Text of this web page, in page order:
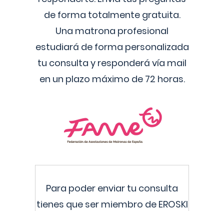
de forma totalmente gratuita.
Una matrona profesional
estudiará de forma personalizada
tu consulta y responderá vía mail
en un plazo máximo de 72 horas.
Para poder enviar tu consulta
tienes que ser miembro de EROSKI